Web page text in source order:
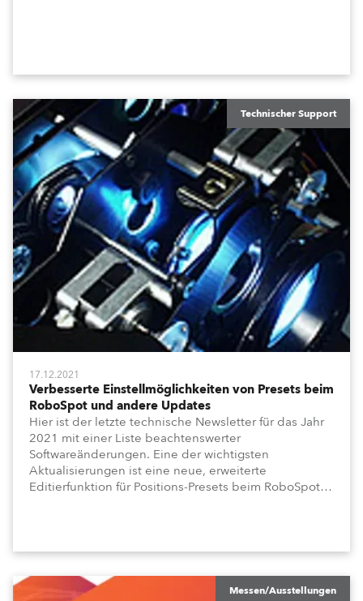
Technischer Support
17.12.2021
Verbesserte Einstellmöglichkeiten von Presets beim
RoboSpot und andere Updates
Hier ist der letzte technische Newsletter für das Jahr
2021 mit einer Liste beachtenswerter
Softwareänderungen. Eine der wichtigsten
Aktualisierungen ist eine neue, erweiterte
Editierfunktion für Positions-Presets beim RoboSpot.
Messen/Ausstellungen